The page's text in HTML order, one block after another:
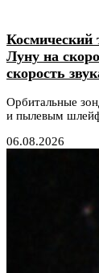
Космический
Луну на
скорость
Орбитальные
и пылевым
06.08.2026